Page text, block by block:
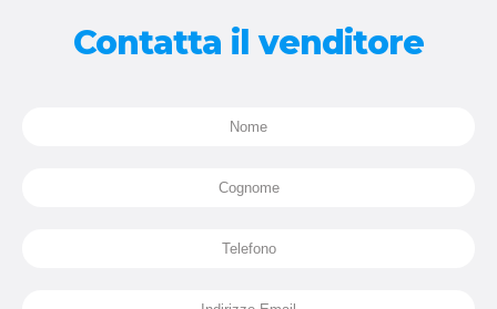
Contatta il venditore